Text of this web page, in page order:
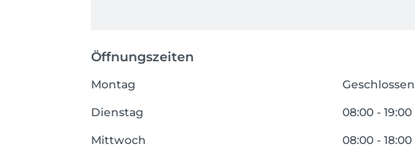
Öffnungszeiten
Montag
Geschlossen
Dienstag
08:00 - 19:00
Mittwoch
08:00 - 18:00